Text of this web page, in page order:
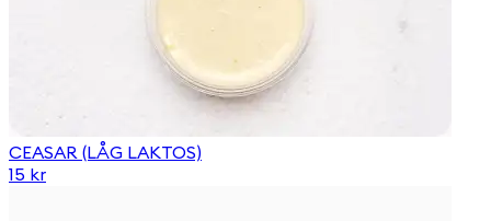
CEASAR (LÅG LAKTOS)
15 kr